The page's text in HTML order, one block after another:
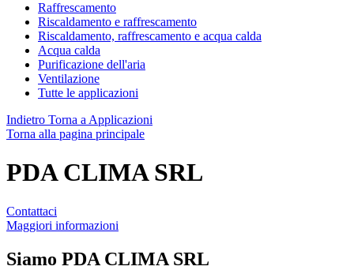
Raffrescamento
Riscaldamento e raffrescamento
Riscaldamento, raffrescamento e acqua calda
Acqua calda
Purificazione dell'aria
Ventilazione
Tutte le applicazioni
Indietro Torna a Applicazioni
Torna alla pagina principale
PDA CLIMA SRL
Contattaci
Maggiori informazioni
Siamo PDA CLIMA SRL